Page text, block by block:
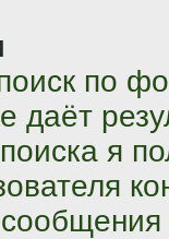
по
даёт
я